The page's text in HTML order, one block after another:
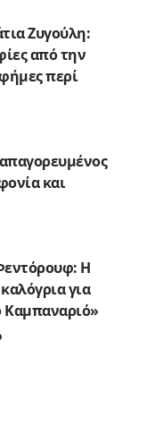
Ζυγούλη:
από την
περί
και
Η
για
Καμπαναριό»